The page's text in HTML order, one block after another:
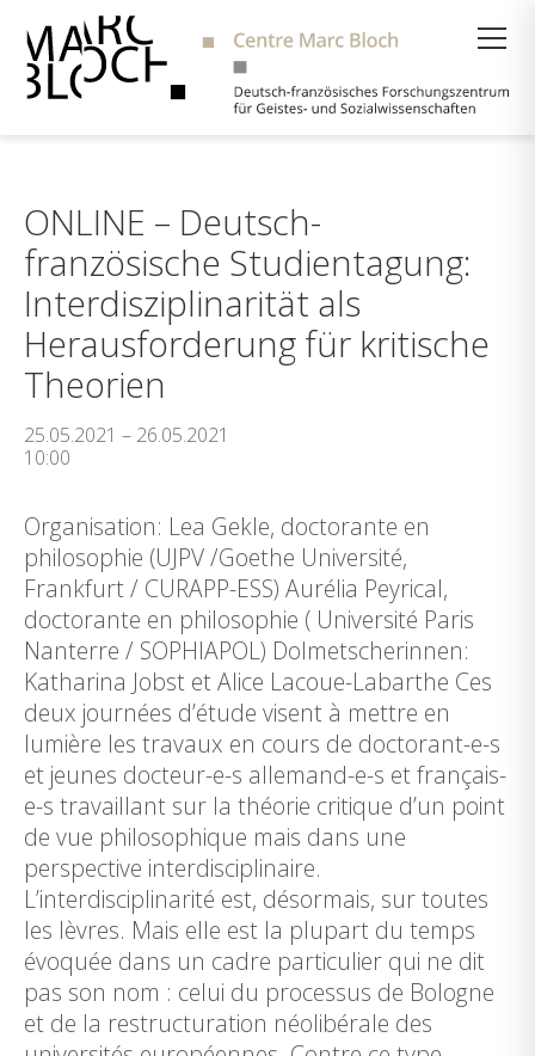
ONLINE – Deutsch-
französische Studientagung:
Interdisziplinarität als
Herausforderung für kritische
Theorien
25.05.2021 – 26.05.2021
10:00
Organisation: Lea Gekle, doctorante en
philosophie (UJPV /Goethe Université,
Frankfurt / CURAPP-ESS) Aurélia Peyrical,
doctorante en philosophie ( Université Paris
Nanterre / SOPHIAPOL) Dolmetscherinnen:
Katharina Jobst et Alice Lacoue-Labarthe­­­­­ Ces
deux journées d’étude visent à mettre en
lumière les travaux en cours de doctorant-e-s
et jeunes docteur-e-s allemand-e-s et français-
e-s travaillant sur la théorie critique d’un point
de vue philosophique mais dans une
perspective interdisciplinaire.
L’interdisciplinarité est, désormais, sur toutes
les lèvres. Mais elle est la plupart du temps
évoquée dans un cadre particulier qui ne dit
pas son nom : celui du processus de Bologne
et de la restructuration néolibérale des